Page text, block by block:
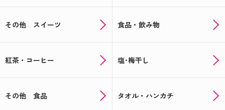
その他 スイーツ 食品・飲み物
紅茶・コーヒー 塩･梅干し
その他 食品 タオル・ハンカチ